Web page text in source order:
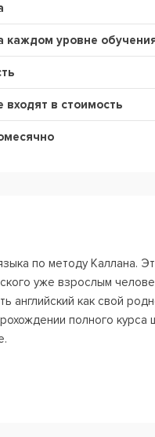
каждом уровне
входят в стоимость
по методу Каллана.
уже взрослым
английский как свой
полного курса